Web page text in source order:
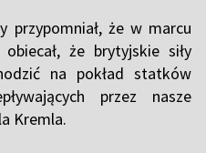
przypomniał, że w marcu
że brytyjskie siły
na pokład statków
przez nasze
Kremla.